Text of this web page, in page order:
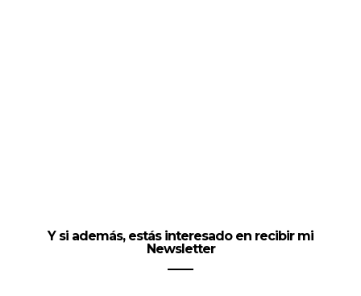
Y si además, estás interesado en recibir mi
Newsletter